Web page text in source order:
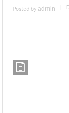
Posted byadmin |